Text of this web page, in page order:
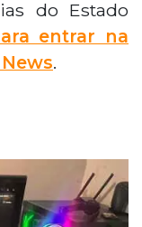
do Estado
entrar na
.